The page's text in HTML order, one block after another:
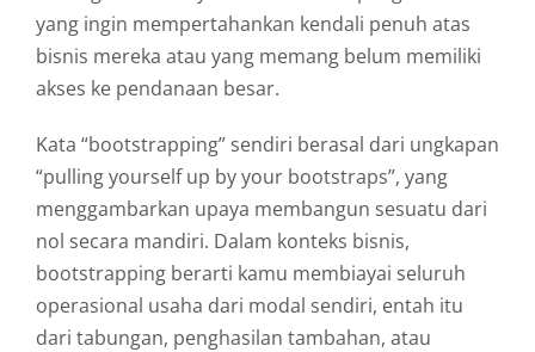
yang ingin mempertahankan kendali penuh atas
bisnis mereka atau yang memang belum memiliki
akses ke pendanaan besar.
Kata “bootstrapping” sendiri berasal dari ungkapan
“pullingyourselfup byyour bootstraps”, yang
menggambarkan upaya membangun sesuatu dari
nol secara mandiri. Dalam konteks bisnis,
bootstrapping berarti kamu membiayai seluruh
operasional usaha dari modal sendiri, entah itu
dari tabungan, penghasilan tambahan, atau